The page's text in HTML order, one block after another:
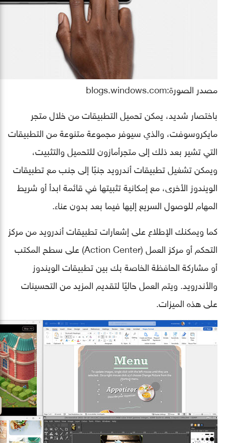
مصدر الصورة:blogs.windows.com
باختصار شديد، يمكن تحميل التطبيقات من خلال متجر
مايكروسوفت، والذي سيوفر مجموعة متنوعة من التطبيقات
التي تشير بعد ذلك إلى متجرأمازون للتحميل والتثبيت،
ويمكن تشغيل تطبيقات أندرويد جنبًا إلى جنب مع تطبيقات
الويندوز الأخرى، مع إمكانية تثبيتها في قائمة ابدأ أو شريط
المهام للوصول السريع إليها فيما بعد بدون عناء.
كما ويمكنك الإطلاع على إشعارات تطبيقات أندرويد من مركز
التحكم أو مركز العمل (Action Center) على سطح المكتب
أو مشاركة الحافظة الخاصة بك بين تطبيقات الويندوز
والأندرويد. ويتم العمل حاليًا لتقديم المزيد من التحسينات
على هذه الميزات.